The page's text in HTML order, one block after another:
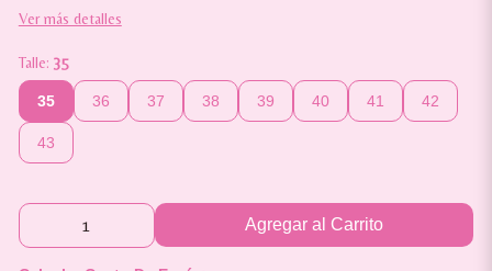
Ver más detalles
Talle: 35
35 36 37 38 39 40 41 42
43
Agregar al Carrito